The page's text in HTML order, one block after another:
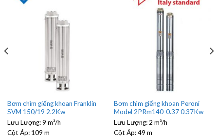
Bơm chìm giếng khoan Franklin
SVM 150/19 2.2Kw
Lưu Lượng:9 m³/h
Cột Áp: 109 m
Bơm chìm giếng khoan Peroni
Model 2PRm140-0.37 0.37Kw
Lưu Lượng: 2 m³/h
Cột Áp:49 m